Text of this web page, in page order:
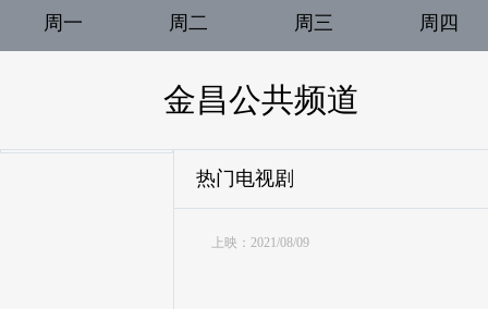
周一 周二 周三 周四
金昌公共频道
热门电视剧
上映：2021/08/09